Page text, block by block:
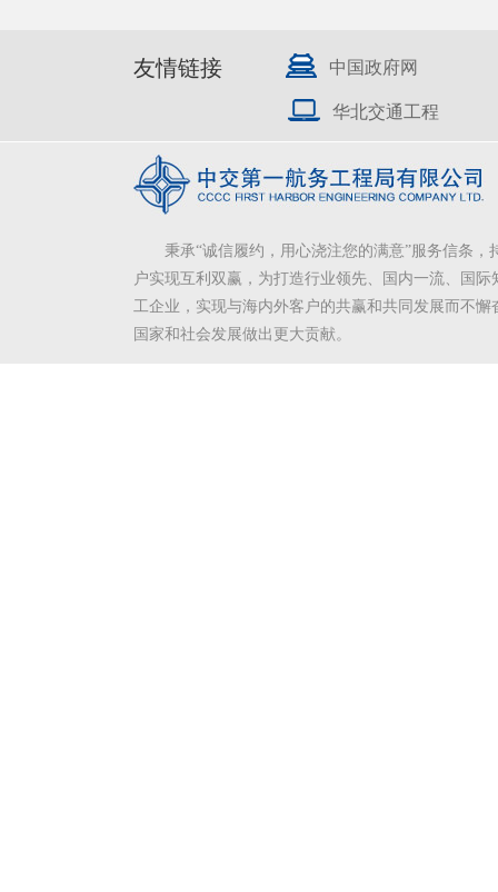
友情链接 中国政府网
华北交通工程
秉承“诚信履约，用心浇注您的满意”服务信条，
户实现互利双赢，为打造行业领先、国内一流、国际
工企业，实现与海内外客户的共赢和共同发展而不懈
国家和社会发展做出更大贡献。